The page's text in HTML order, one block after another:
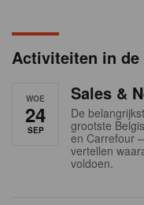
nActiviteiten in
WOE
24
SEP
Sales &
De
grootste
en Carrefour
vertellen
voldoen.